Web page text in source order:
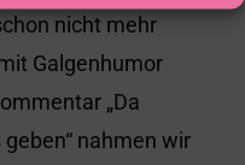
nicht mehr
Galgenhumor
„Da
nahmen wir